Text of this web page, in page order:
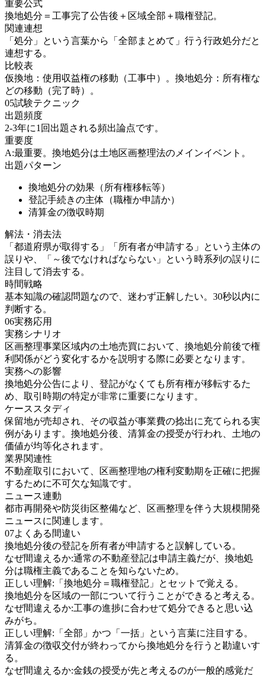
重要公式
換地処分＝工事完了公告後＋区域全部＋職権登記。
関連連想
「処分」という言葉から「全部まとめて」行う行政処分だと
連想する。
比較表
仮換地：使用収益権の移動（工事中）。換地処分：所有権な
どの移動（完了時）。
05試験テクニック
出題頻度
2-3年に1回出題される頻出論点です。
重要度
A:最重要。換地処分は土地区画整理法のメインイベント。
出題パターン
換地処分の効果（所有権移転等）
登記手続きの主体（職権か申請か）
清算金の徴収時期
解法・消去法
「都道府県が取得する」「所有者が申請する」という主体の
誤りや、「～後でなければならない」という時系列の誤りに
注目して消去する。
時間戦略
基本知識の確認問題なので、迷わず正解したい。30秒以内に
判断する。
06実務応用
実務シナリオ
区画整理事業区域内の土地売買において、換地処分前後で権
利関係がどう変化するかを説明する際に必要となります。
実務への影響
換地処分公告により、登記がなくても所有権が移転するた
め、取引時期の特定が非常に重要になります。
ケーススタディ
保留地が売却され、その収益が事業費の捻出に充てられる実
例があります。換地処分後、清算金の授受が行われ、土地の
価値が均等化されます。
業界関連性
不動産取引において、区画整理地の権利変動期を正確に把握
するために不可欠な知識です。
ニュース連動
都市再開発や防災街区整備など、区画整理を伴う大規模開発
ニュースに関連します。
07よくある間違い
換地処分後の登記を所有者が申請すると誤解している。
なぜ間違えるか:通常の不動産登記は申請主義だが、換地処
分は職権主義であることを知らないため。
正しい理解: 「換地処分＝職権登記」とセットで覚える。
換地処分を区域の一部について行うことができると考える。
なぜ間違えるか:工事の進捗に合わせて処分できると思い込
みがち。
正しい理解: 「全部」かつ「一括」という言葉に注目する。
清算金の徴収交付が終わってから換地処分を行うと勘違いす
る。
なぜ間違えるか:金銭の授受が先と考えるのが一般的感覚だ